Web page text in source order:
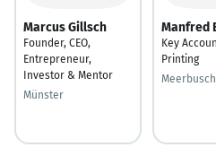
Marcus Gillsch
Founder, CEO,
Entrepreneur,
Investor & Mentor
Münster
Manfred
Key
Printing
Meerbusch